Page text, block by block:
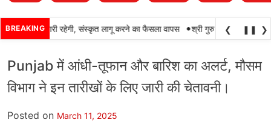
BREAKING
की पढ़ाई जारी रहेगी, संस्कृत लागू करने का फैसला वापस • श्री गुरु हरिकृष्ण साहिब जी
❮ ❚❚ ❯
Punjab में आंधी-तूफान और बारिश का अलर्ट, मौसम
विभाग ने इन तारीखों के लिए जारी की चेतावनी।
Posted on March 11, 2025